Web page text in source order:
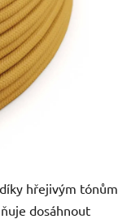
hřejivým tónům
dosáhnout